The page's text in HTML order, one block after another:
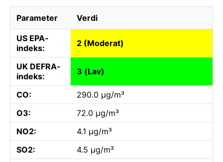
Parameter Verdi
US EPA-
indeks:
2 (Moderat)
UK DEFRA-
indeks:
3 (Lav)
CO:
290.0 µg/m³
O3:
72.0 µg/m³
NO2:
4.1 µg/m³
SO2:
4.5 µg/m³